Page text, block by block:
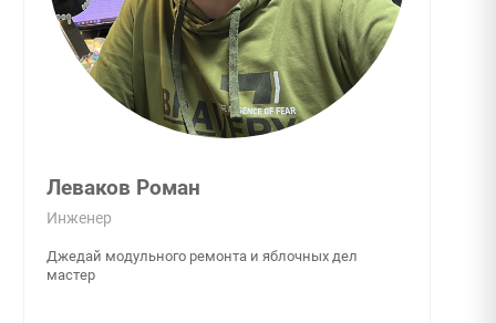
Леваков Роман
Инженер
Джедай модульного ремонта и яблочных дел
мастер